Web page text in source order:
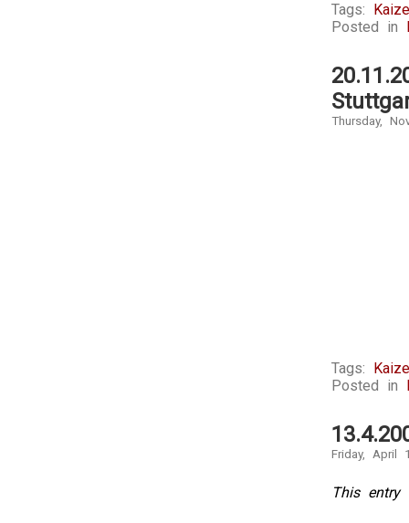
Tags:
Posted in
Thursday,
Tags:
Posted in
Friday, April
This entry